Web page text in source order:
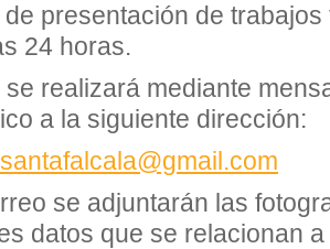
de presentación de
24 horas.
se realizará mediante
a la siguiente dirección:
se adjuntarán las
datos que se relacionan